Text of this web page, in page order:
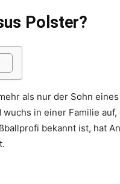
Polster?
als nur der Sohn
in einer Familie
bekannt ist, hat